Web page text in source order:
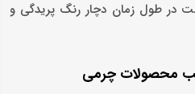
در طول زمان دچار رنگ پریدگی و
محصولات چرمی